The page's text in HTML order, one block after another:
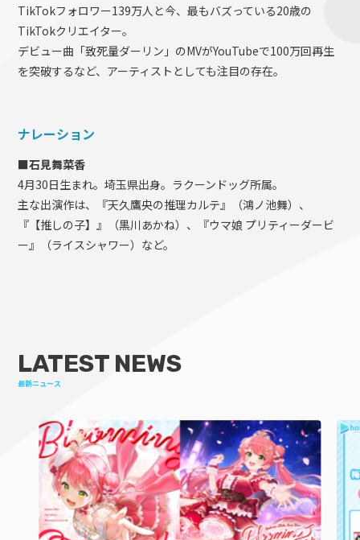
TikTokフォロワー139万人と今、最もバズっている20歳の
TikTokクリエイター。
デビュー曲「致死量ダーリン」のMVがYouTubeで100万回再生
を突破するなど、アーティストとしても注目の存在。
ナレーション
■石見舞菜香
4月30日生まれ。埼玉県出身。ラクーンドッグ所属。
主な出演作は、『天久鷹央の推理カルテ』（鴻ノ池舞）、
『【推しの子】』（黒川あかね）、『ウマ娘 プリティーダービ
ー』（ライスシャワー）など。
LATEST NEWS
最新ニュース